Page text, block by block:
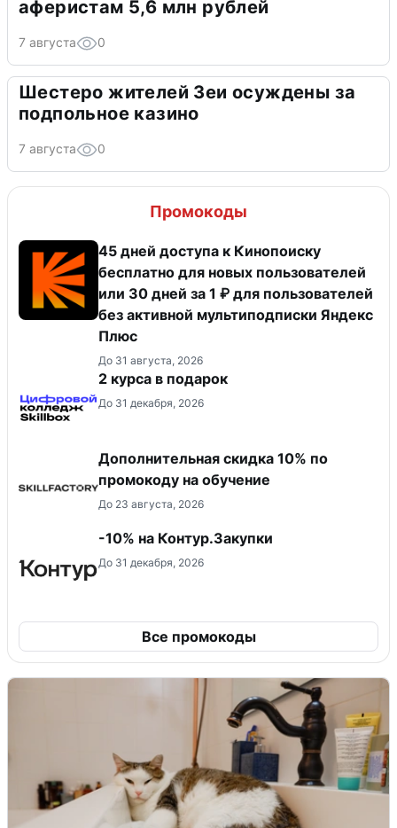
аферистам 5,6 млн рублей
7 августа 0
Шестеро жителей Зеи осуждены за
подпольное казино
7 августа 0
Промокоды
45 дней доступа к Кинопоиску
бесплатно для новых пользователей
или 30 дней за 1 ₽ для пользователей
без активной мультиподписки Яндекс
Плюс
До 31 августа, 2026
2 курса в подарок
До 31 декабря, 2026
Дополнительная скидка 10% по
промокоду на обучение
До 23 августа, 2026
-10% на Контур.Закупки
До 31 декабря, 2026
Все промокоды